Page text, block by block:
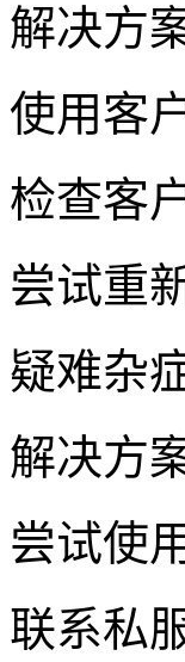
解决方
使用客
检查客
尝试重
疑难杂
解决方
尝试使
联系私